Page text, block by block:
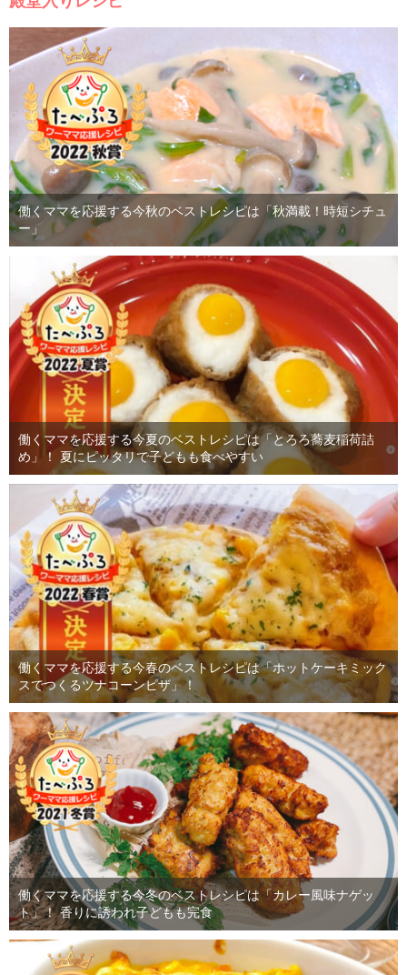
働くママを応援する今秋のベストレシピは「秋満載！時短シチュ
ー」
働くママを応援する今夏のベストレシピは「とろろ蕎麦稲荷詰
め」！ 夏にピッタリで子どもも食べやすい
働くママを応援する今春のベストレシピは「ホットケーキミック
スでつくるツナコーンピザ」！
働くママを応援する今冬のベストレシピは「カレー風味ナゲッ
ト」！ 香りに誘われ子どもも完食